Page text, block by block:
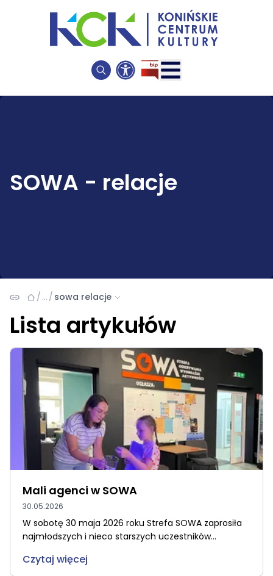
SOWA - relacje
/ … / sowa relacje
Lista artykułów
Mali agenci w SOWA
30.05.2026
W sobotę 30 maja 2026 roku Strefa SOWA zaprosiła
najmłodszych i nieco starszych uczestników...
Czytaj więcej